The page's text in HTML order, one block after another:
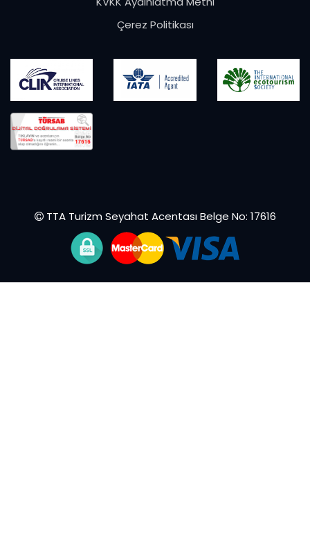
Çerez Politikası
TTA Turizm Seyahat Acentası Belge No: 17616